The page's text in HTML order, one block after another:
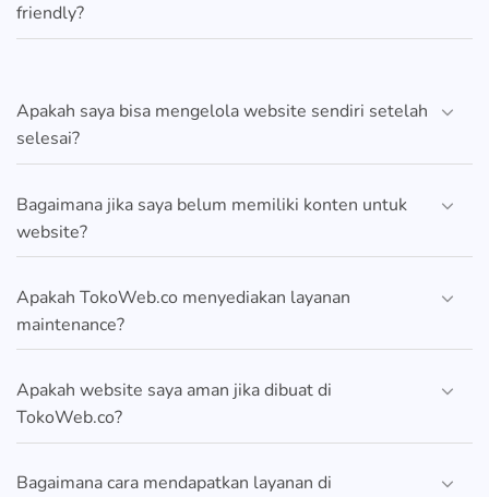
friendly?
Apakah saya bisa mengelola website sendiri setelah
selesai?
Bagaimana jika saya belum memiliki konten untuk
website?
Apakah TokoWeb.co menyediakan layanan
maintenance?
Apakah website saya aman jika dibuat di
TokoWeb.co?
Bagaimana cara mendapatkan layanan di